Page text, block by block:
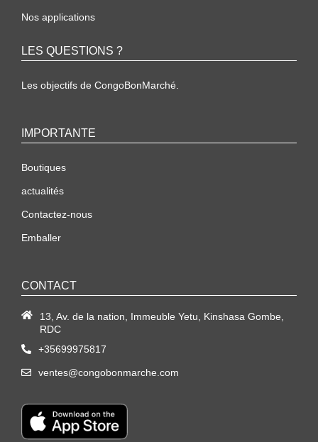
Nos applications
LES QUESTIONS ?
Les objectifs de CongoBonMarché.
IMPORTANTE
Boutiques
actualités
Contactez-nous
Emballer
CONTACT
13, Av. de la nation, Immeuble Yetu, Kinshasa Gombe,
RDC
+35699975817
ventes@congobonmarche.com